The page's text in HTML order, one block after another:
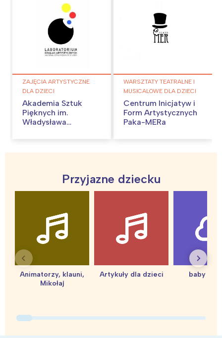
ZAJĘCIA ARTYSTYCZNE
DLA DZIECI
Akademia Sztuk
Pięknych im.
Władysława
Laboratorium
WARSZTATY TEATRALNE I
MUSICALOWE DLA DZIECI
Centrum Inicjatyw i
Form Artystycznych
Paka-MERa
Przyjazne dziecku
Animatorzy, klauni,
Mikołaj
Artykuły dla dzieci baby